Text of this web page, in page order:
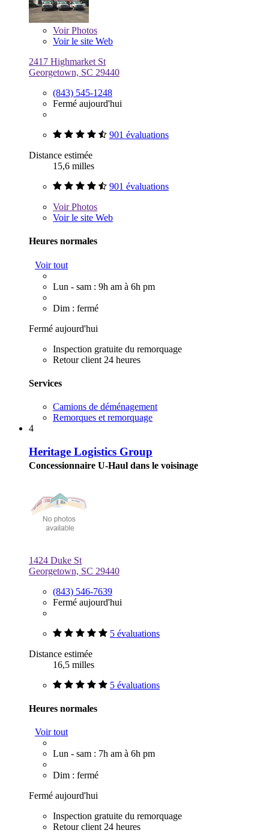
VoirPhotos
Voir le site Web
2417 Highmarket St
Georgetown, SC 29440
(843) 545-1248
Fermé aujourd'hui
901 évaluations
Distance estimée
15,6 milles
901 évaluations
VoirPhotos
Voir le site Web
Heures normales
Voir tout
Lun - sam : 9h am à 6h pm
Dim : fermé
Fermé aujourd'hui
Inspection gratuite du remorquage
Retour client 24 heures
Services
Camions de déménagement
Remorques et remorquage
4
Heritage Logistics Group
Concessionnaire U-Haul dans le voisinage
1424 Duke St
Georgetown, SC 29440
(843) 546-7639
Fermé aujourd'hui
5 évaluations
Distance estimée
16,5 milles
5 évaluations
Heures normales
Voir tout
Lun - sam : 7h am à 6h pm
Dim : fermé
Fermé aujourd'hui
Inspection gratuite du remorquage
Retour client 24 heures